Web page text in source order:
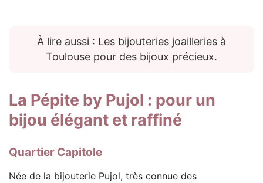
À lire aussi : Les bijouteries joailleries à
Toulouse pour des bijoux précieux.
La Pépite by Pujol : pour un
bijou élégant et raffiné
Quartier Capitole
Née de la bijouterie Pujol, très connue des